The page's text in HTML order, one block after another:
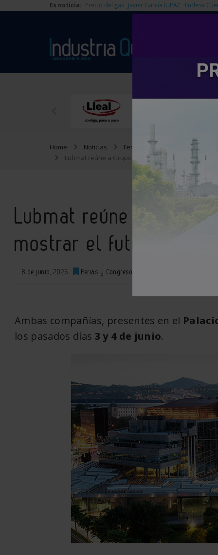
Es noticia: Precio del gas Javier García IUPAC Endesa
Home Noticias
Ferias y Congresos
Lubmat reúne a Grupo Álava y Preditec para
Lubmat reúne a Grupo
mostrar el futuro del
8 de junio, 2026 Ferias y Congresos
Ambas compañías, presentes en el
los pasados días 3 y 4 de junio.